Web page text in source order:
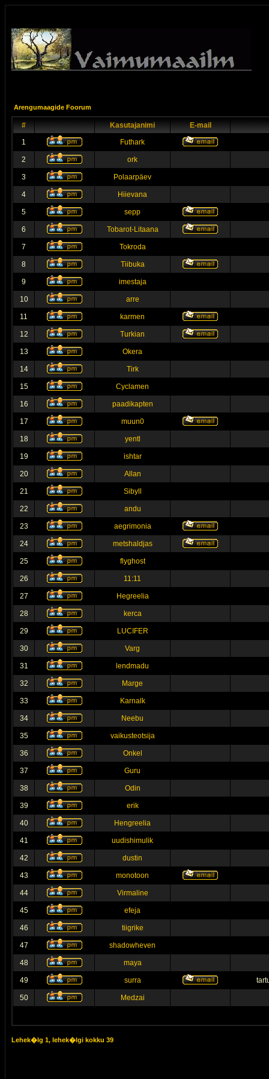
Arengumaagide Foorum
# Kasutajanimi
E-mail
1
Futhark
2 ork
3 Polaarpäev
4 Hiievana
5 sepp
6 Tobarot-Litaana
7 Tokroda
8 Tiibuka
9 imestaja
10 arre
11 karmen
12 Turkian
13 Okera
14 Tirk
15 Cyclamen
16 paadikapten
17 muun0
18 yentl
19 ishtar
20 Allan
21 Sibyll
22 andu
23 aegrimonia
24 metshaldjas
25 flyghost
26 11:11
27 Hegreelia
28 kerca
29 LUCIFER
30 Varg
31 lendmadu
32 Marge
33 Karnalk
34 Neebu
35 vaikusteotsija
36 Onkel
37 Guru
38 Odin
39 erik
40 Hengreelia
41 uudishimulik
42 dustin
43 monotoon
44 Virmaline
45 efeja
46 tiigrike
47 shadowheven
48 maya
49 surra
50 Medzai
Lehek�lg 1, lehek�lgi kokku 39